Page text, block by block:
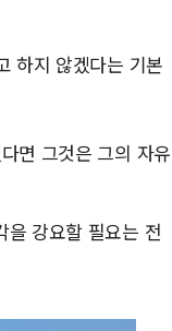
하지 않겠다는 기본
면 그것은 그의 자유
강요할 필요는 전